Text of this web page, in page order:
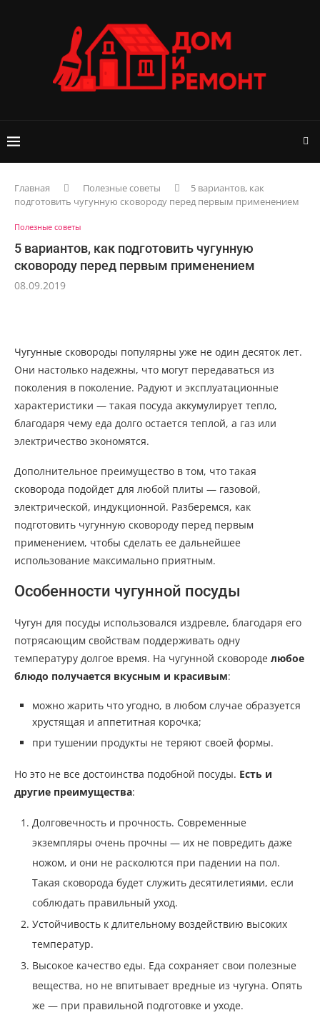
Главная Полезные советы
5 вариантов, как
подготовить чугунную сковороду перед первым применением
Полезные советы
5 вариантов, как подготовить чугунную
сковороду перед первым применением
08.09.2019
Чугунные сковороды популярны уже не один десяток лет.
Они настолько надежны, что могут передаваться из
поколения в поколение. Радуют и эксплуатационные
характеристики — такая посуда аккумулирует тепло,
благодаря чему еда долго остается теплой, а газ или
электричество экономятся.
Дополнительное преимущество в том, что такая
сковорода подойдет для любой плиты — газовой,
электрической, индукционной. Разберемся, как
подготовить чугунную сковороду перед первым
применением, чтобы сделать ее дальнейшее
использование максимально приятным.
Особенности чугунной посуды
Чугун для посуды использовался издревле, благодаря его
потрясающим свойствам поддерживать одну
температуру долгое время. На чугунной сковороде любое
блюдо получается вкусным и красивым:
можно жарить что угодно, в любом случае образуется
хрустящая и аппетитная корочка;
при тушении продукты не теряют своей формы.
Но это не все достоинства подобной посуды. Есть и
другие преимущества:
Долговечность и прочность. Современные
экземпляры очень прочны — их не повредить даже
ножом, и они не расколются при падении на пол.
Такая сковорода будет служить десятилетиями, если
соблюдать правильный уход.
Устойчивость к длительному воздействию высоких
температур.
Высокое качество еды. Еда сохраняет свои полезные
вещества, но не впитывает вредные из чугуна. Опять
же — при правильной подготовке и уходе.